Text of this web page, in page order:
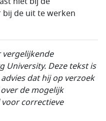
de uit te werken
University. Deze tekst is
dat hij op verzoek
de mogelijk
correctieve